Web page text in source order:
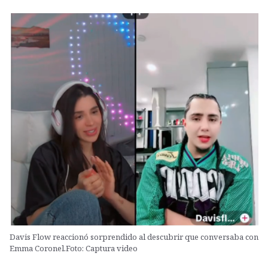
Davis Flow reaccionó sorprendido al descubrir que conversaba con
Emma Coronel.Foto: Captura video